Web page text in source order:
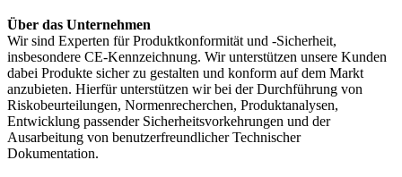
Über das Unternehmen
Wir sind Experten für Produktkonformität und -Sicherheit,
insbesondere CE-Kennzeichnung. Wir unterstützen unsere Kunden
dabei Produkte sicher zu gestalten und konform auf dem Markt
anzubieten. Hierfür unterstützen wir bei der Durchführung von
Riskobeurteilungen, Normenrecherchen, Produktanalysen,
Entwicklung passender Sicherheitsvorkehrungen und der
Ausarbeitung von benutzerfreundlicher Technischer
Dokumentation.